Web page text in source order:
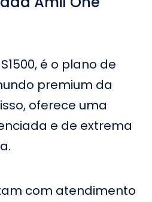
é o plano de
premium da
oferece uma
e de extrema
com atendimento